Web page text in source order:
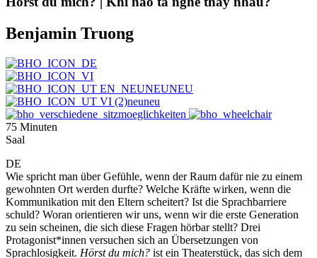
Benjamin Truong
75 Minuten
Saal
DE
Wie spricht man über Gefühle, wenn der Raum dafür nie zu einem
gewohnten Ort werden durfte? Welche Kräfte wirken, wenn die
Kommunikation mit den Eltern scheitert? Ist die Sprachbarriere
schuld? Woran orientieren wir uns, wenn wir die erste Generation
zu sein scheinen, die sich diese Fragen hörbar stellt? Drei
Protagonist*innen versuchen sich an Übersetzungen von
Sprachlosigkeit. Hörst du mich? ist ein Theaterstück, das sich dem